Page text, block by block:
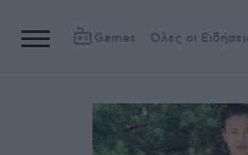
Games Όλες οι